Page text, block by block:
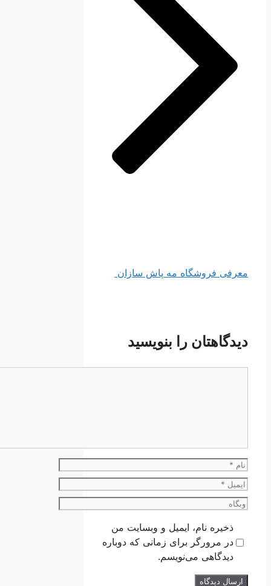
معرفی فروشگاه مه پاش سازان
دیدگاهتان را بنویسید
نام
ایمیل
وبگاه
ذخیره نام، ایمیل و وبسایت من
در مرورگر برای زمانی که دوباره
دیدگاهی می‌نویسم.